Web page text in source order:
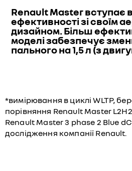
Renault Master вступає
ефективності зі своїм
дизайном. Більш
моделі забезпечує
пального на 1,5 л (з
*вимірювання в циклі WLTP,
порівняння Renault Master L2H2
Renault Master 3 phase 2 Blue
дослідження компанії Renault.